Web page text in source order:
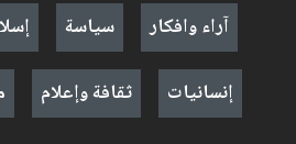
آراء وافكار
سياسة
إنسانيات
ثقافة وإعلام